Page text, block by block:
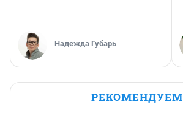
Надежда Губарь
РЕКОМЕНДУЕМ